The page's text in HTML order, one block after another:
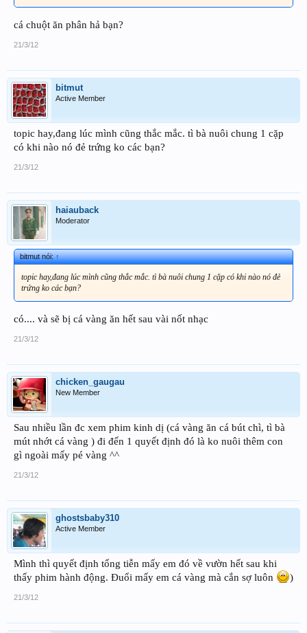
cá chuột ăn phân hả bạn?
21/3/12
bitmut
Active Member
topic hay,đang lúc mình cũng thắc mắc. tì bà nuôi chung 1 cặp
có khi nào nó đẻ trứng ko các bạn?
21/3/12
haiauback
Moderator
bitmut nói:↑
topic hay,đang lúc mình cũng thắc mắc. tì bà nuôi chung 1 cặp có khi nào nó đẻ
trứng ko các bạn?
có.... và sẽ bị cá vàng ăn hết sau vài nốt nhạc
21/3/12
chicken_gaugau
New Member
Sau nhiều lần đc xem phim kinh dị (cá vàng ăn cá bút chì, tì bà
mút nhớt cá vàng ) đi đến 1 quyết định đó là ko nuôi thêm con
gì ngoài mấy pé vàng ^^
21/3/12
ghostsbaby310
Active Member
Mình thì quyết định tống tiễn mấy em đó về vườn hết sau khi
thấy phim hành động. Đuổi mấy em cá vàng mà cắn sợ luôn
)
21/3/12